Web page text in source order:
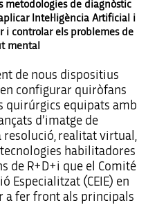
metodologies de diagnòstic
Intel·ligència Artificial i
i controlar els problemes de
mental
de nous dispositius
configurar quiròfans
quirúrgics equipats amb
d’imatge de
resolució, realitat virtual,
habilitadores
de R+D+i que el Comité
Especialitzat (CEIE) en
a fer front als principals